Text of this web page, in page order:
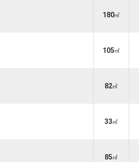
180㎡
105㎡
82㎡
33㎡
85㎡